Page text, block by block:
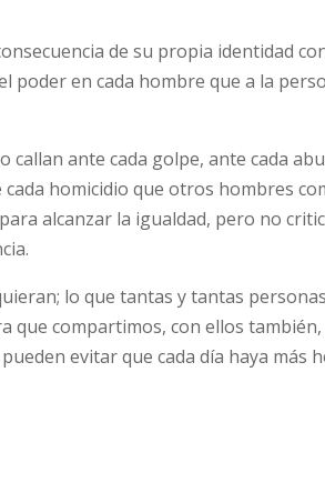
de su propia identidad
poder en cada hombre que a la
ante cada golpe, ante cada
homicidio que otros hombres
alcanzar la igualdad, pero no
lo que tantas y tantas
que compartimos, con ellos
evitar que cada día haya más